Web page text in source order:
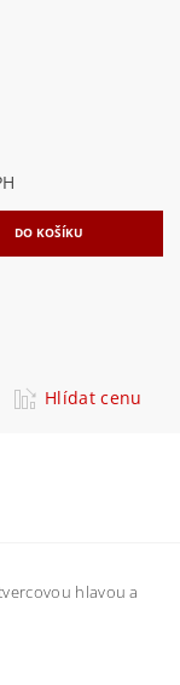
Hlídat cenu
hlavou a